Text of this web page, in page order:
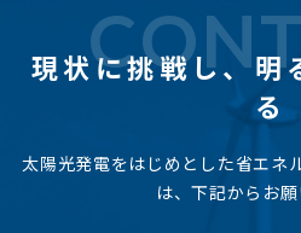
現状に挑戦し、明
る
太陽光発電をはじめとした省エネ
は、下記からお願